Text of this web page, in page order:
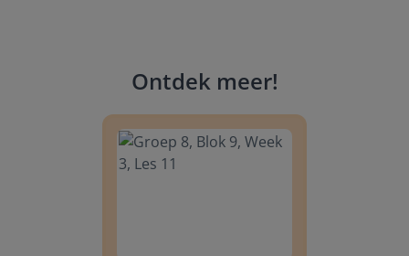
Ontdek meer!